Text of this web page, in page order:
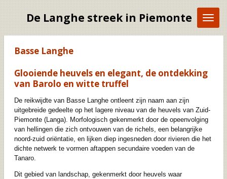
hoofdinhoud
De Langhe streek in Piemonte
Basse Langhe
Glooiende heuvels en elegant, de ontdekking
van Barolo en witte truffel
De reikwijdte van Basse Langhe ontleent zijn naam aan zijn
uitgebreide gedeelte op het lagere niveau van de heuvels van Zuid-
Piemonte (Langa). Morfologisch gekenmerkt door de opeenvolging
van hellingen die zich ontvouwen van de richels, een belangrijke
noord-zuid oriëntatie, en lijken diep ingesneden door rivieren die het
dichte netwerk te vormen aftappen secundaire voeden van de
Tanaro.
Dit gebied van landschap, gekenmerkt door heuvels waar